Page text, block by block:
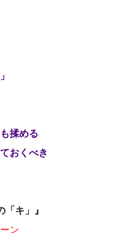
揉める
おくべき
キ」』
ン